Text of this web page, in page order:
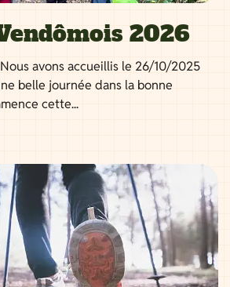
2026
avons accueillis le 26/10/2025
belle journée dans la bonne
cette...